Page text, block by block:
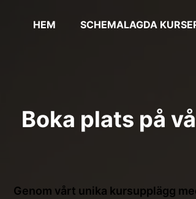
HEM SCHEMALAGDA
Boka plats på
Genom vårt unika kursupplägg